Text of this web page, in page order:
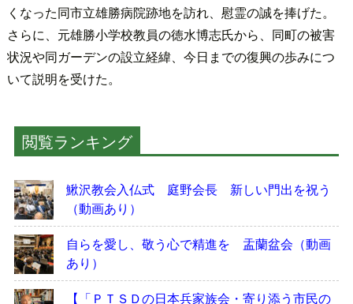
くなった同市立雄勝病院跡地を訪れ、慰霊の誠を捧げた。
さらに、元雄勝小学校教員の徳水博志氏から、同町の被害
状況や同ガーデンの設立経緯、今日までの復興の歩みにつ
いて説明を受けた。
閲覧ランキング
鰍沢教会入仏式 庭野会長 新しい門出を祝う
（動画あり）
自らを愛し、敬う心で精進を 盂蘭盆会（動画
あり）
【「ＰＴＳＤの日本兵家族会・寄り添う市民の